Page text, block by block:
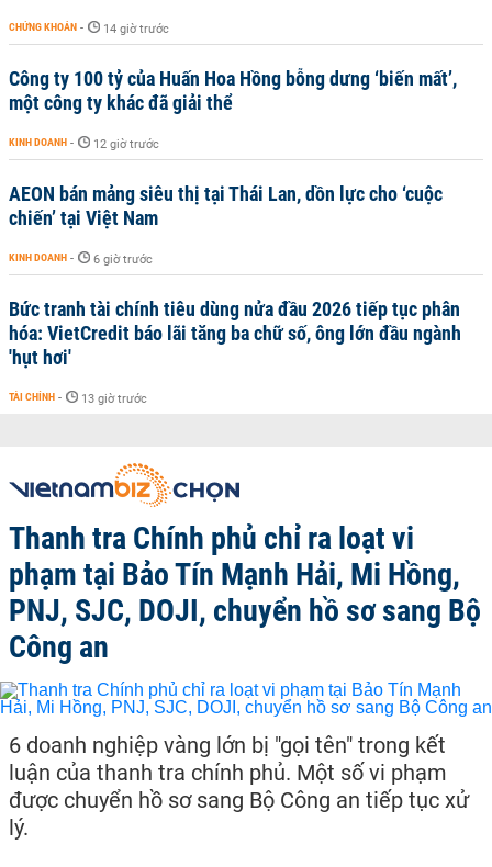
CHỨNG KHOÁN - 14 giờ trước
Công ty 100 tỷ của Huấn Hoa Hồng bỗng dưng ‘biến mất’,
một công ty khác đã giải thể
KINH DOANH - 12 giờ trước
AEON bán mảng siêu thị tại Thái Lan, dồn lực cho ‘cuộc
chiến’ tại Việt Nam
KINH DOANH - 6 giờ trước
Bức tranh tài chính tiêu dùng nửa đầu 2026 tiếp tục phân
hóa: VietCredit báo lãi tăng ba chữ số, ông lớn đầu ngành
'hụt hơi'
TÀI CHÍNH - 13 giờ trước
Thanh tra Chính phủ chỉ ra loạt vi
phạm tại Bảo Tín Mạnh Hải, Mi Hồng,
PNJ, SJC, DOJI, chuyển hồ sơ sang Bộ
Công an
6 doanh nghiệp vàng lớn bị "gọi tên" trong kết
luận của thanh tra chính phủ. Một số vi phạm
được chuyển hồ sơ sang Bộ Công an tiếp tục xử
lý.